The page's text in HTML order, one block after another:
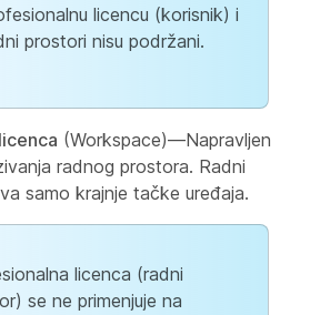
licencu (korisnik) i
prostori nisu podržani.
(Workspace)—Napravljen
radnog prostora. Radni
samo krajnje tačke uređaja.
licenca (radni
se ne primenjuje na